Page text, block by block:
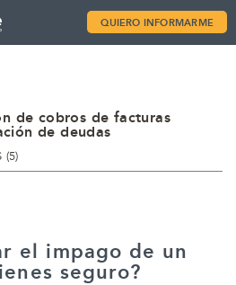
QUIERO INFORMARME
de cobros de facturas
de deudas
(5)
el impago de un
seguro?